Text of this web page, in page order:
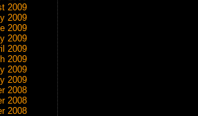
2009
2009
2009
2009
2009
2009
2009
2009
2008
2008
2008